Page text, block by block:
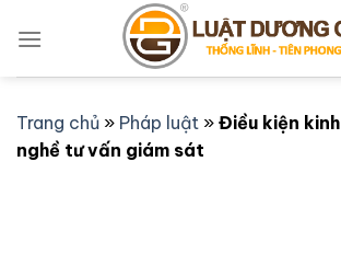
qua
Trang chủ » Pháp luật » Điều kiện
nghề tư vấn giám sát